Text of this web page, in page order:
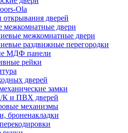
Ola
дверей
межкомнатные двери
межкомнатные двери
раздвижные перегородки
МДФ панели
рейки
дверей
замки
К и ПВХ дверей
механизмы
броненакладки